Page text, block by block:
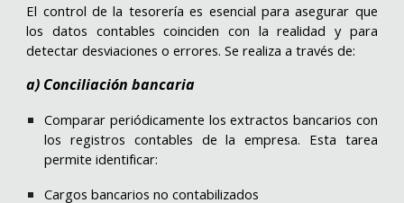
El control de la tesorería es esencial para asegurar que
los datos contables coinciden con la realidad y para
detectar desviaciones o errores. Se realiza a través de:
a) Conciliación bancaria
Comparar periódicamente los extractos bancarios con
los registros contables de la empresa. Esta tarea
permite identificar:
Cargos bancarios no contabilizados